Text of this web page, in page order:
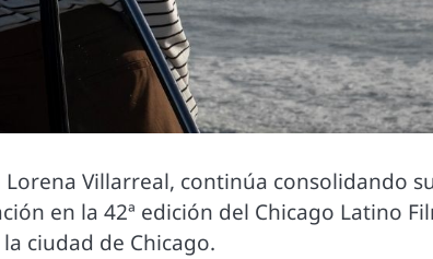
Villarreal, continúa consolidando
en la 42ª edición del Chicago Latino
ciudad de Chicago.